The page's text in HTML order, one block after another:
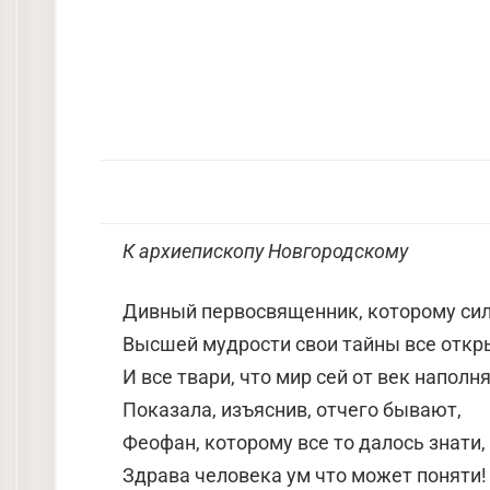
К архиепископу Новгородскому
Дивный первосвященник, которому
Высшей мудрости свои тайны все
И все твари, что мир сей от век
Показала, изъяснив, отчего бывают,
Феофан, которому все то далось знати,
Здрава человека ум что может поняти!